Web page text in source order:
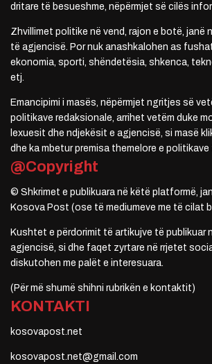
dritare të besueshme, nëpërmjet së cilës
Zhvillimet politike në vend, rajon e botë, janë
të agjencisë. Por nuk anashkalohen as
ekonomia, sporti, shëndetësia, shkenca,
etj.
Emancipimi i masës, nëpërmjet ngritjes së
politikave redaksionale, arrihet vetëm duke
lexuesit dhe ndjekësit e agjencisë, si masë
dhe ka mbetur premisa themelore e politikave
@Copyright
© Shkrimet e publikuara në këtë platformë,
Kosova Post (ose të mediumeve me të cilat
Kushtet e përdorimit të artikujve të publikuar
agjencisë, si dhe faqet zyrtare në rrjetet
diskutohen me palët e interesuara.
(Për më shumë shihni rubrikën e kontaktit)
KONTAKTI
kosovapost.net
kosovapost.net@gmail.com